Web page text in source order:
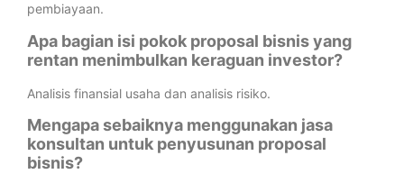
pembiayaan.
Apa bagian isi pokok proposal bisnis yang
rentan menimbulkan keraguan investor?
Analisis finansial usaha dan analisis risiko.
Mengapa sebaiknya menggunakan jasa
konsultan untuk penyusunan proposal
bisnis?